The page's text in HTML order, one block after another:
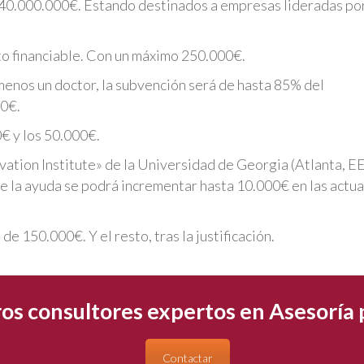
Estando destinados a empresas lideradas
financiable. Con un máximo 250.000€.
un doctor, la subvención será de hasta 85% del
y los 50.000€.
Institute» de la Universidad de Georgia (Atlanta,
ayuda se podrá incrementar hasta 10.000€ en las
de 150.000€. Y el resto, tras la justificación.
consultores expertos en Asesoría
Contactar